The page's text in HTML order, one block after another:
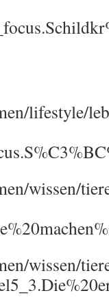
lifestyle/
wissen/
wissen/